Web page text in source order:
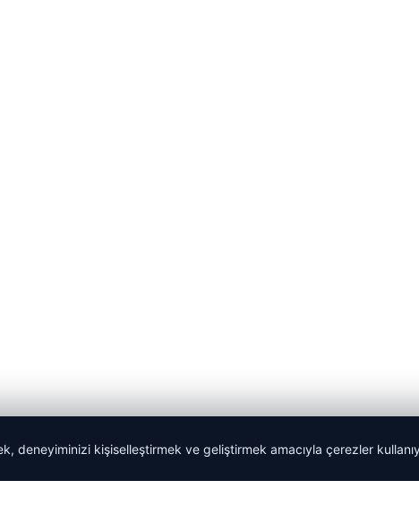
deneyiminizi kişiselleştirmek ve geliştirmek amacıyla çerezler